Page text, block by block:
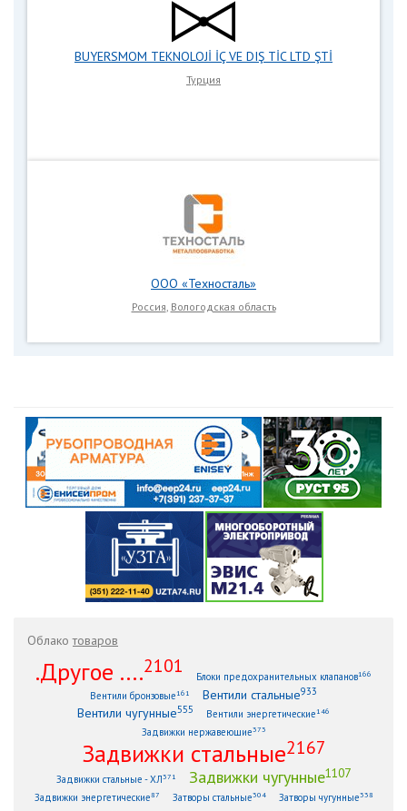
BUYERSMOM TEKNOLOJİ İÇ VE DIŞ TİC LTD ŞTİ
Турция
ООО «Техносталь»
Россия, Вологодская область
Облакотоваров
.Другое ....2101
Блоки предохранительных клапанов166
Вентили бронзовые161 Вентили стальные933
Вентили чугунные555 Вентили энергетические146
Задвижки нержавеющие373
Задвижки стальные2167
Задвижки стальные - ХЛ371 Задвижки чугунные1107
Задвижки энергетические87 Затворы стальные304 Затворы чугунные338